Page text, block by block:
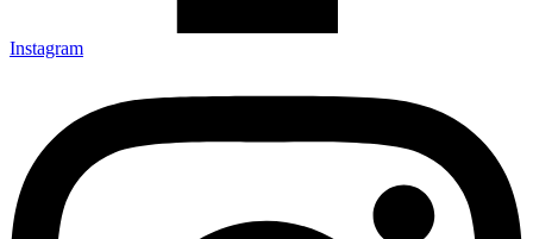
Instagram